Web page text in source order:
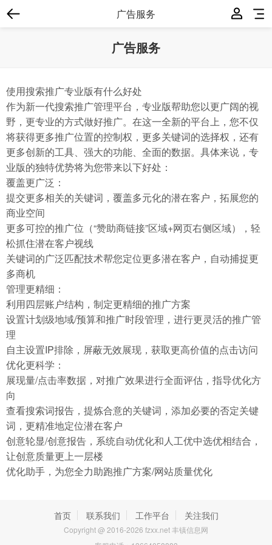
广告服务
广告服务
使用搜索推广专业版有什么好处
作为新一代搜索推广管理平台，专业版帮助您以更广阔的视
野，更专业的方式做好推广。在这一全新的平台上，您不仅
将获得更多推广位置的控制权，更多关键词的选择权，还有
更多创新的工具、强大的功能、全面的数据。具体来说，专
业版的独特优势将为您带来以下好处：
覆盖更广泛：
提交更多相关的关键词，覆盖多元化的潜在客户，拓展您的
商业空间
更多可控的推广位（“赞助商链接”区域+网页右侧区域），轻
松抓住潜在客户视线
关键词的广泛匹配技术帮您定位更多潜在客户，自动捕捉更
多商机
管理更精细：
利用四层账户结构，制定更精细的推广方案
设置计划级地域/预算和推广时段管理，进行更灵活的推广管
理
自主设置IP排除，屏蔽无效展现，获取更高价值的点击访问
优化更科学：
展现量/点击率数据，对推广效果进行全面评估，指导优化方
向
查看搜索词报告，提炼合意的关键词，添加必要的否定关键
词，更精准地定位潜在客户
创意轮显/创意报告，系统自动优化和人工优中选优相结合，
让创意质量更上一层楼
优化助手，为您全力助跑推广方案/网站质量优化
首页 联系我们 工作平台 关注我们
Copyright @ 2016-2026 fzxx.net 丰镇信息网